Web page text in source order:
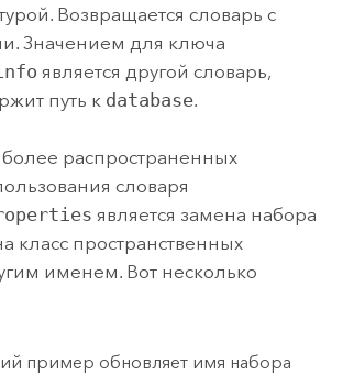
Возвращается словарь с
Значением для ключа
является другой словарь,
путь к database.
распространенных
словаря
является замена набора
класс пространственных
именем. Вот несколько
пример обновляет имя набора